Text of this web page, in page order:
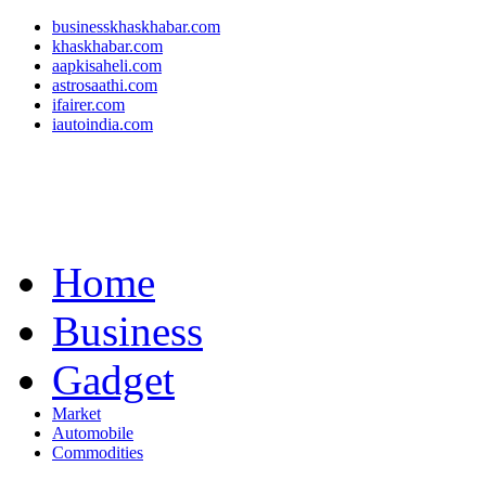
businesskhaskhabar.com
khaskhabar.com
aapkisaheli.com
astrosaathi.com
ifairer.com
iautoindia.com
Home
Business
Gadget
Market
Automobile
Commodities